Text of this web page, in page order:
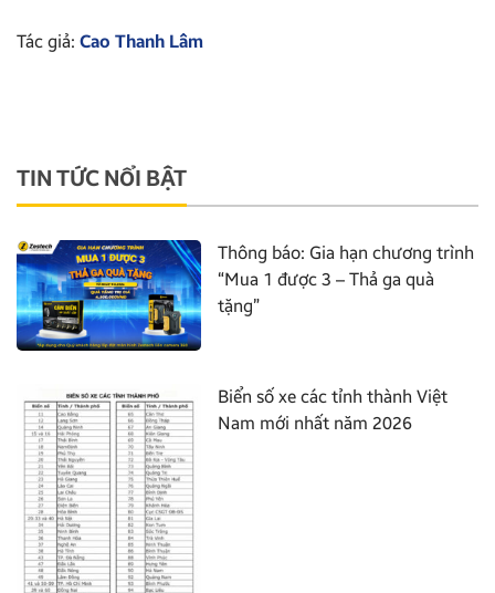
Tác giả: Cao Thanh Lâm
TIN TỨC NỔI BẬT
Thông báo: Gia hạn chương trình
“Mua 1 được 3 – Thả ga quà
tặng”
Biển số xe các tỉnh thành Việt
Nam mới nhất năm 2026